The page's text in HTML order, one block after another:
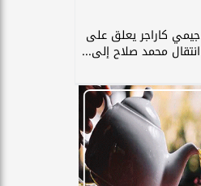
جيمي كاراجر يعلق على
انتقال محمد صلاح إلى...